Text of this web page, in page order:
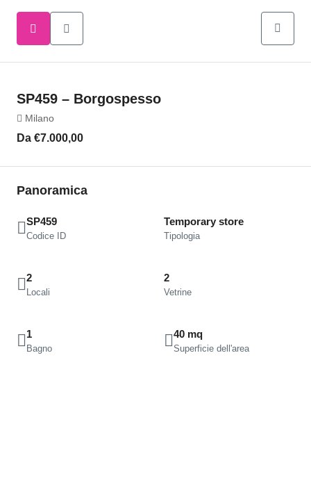
SP459 – Borgospesso
Milano
Da €7.000,00
Panoramica
SP459
Codice ID
Temporary store
Tipologia
2
Locali
2
Vetrine
1
Bagno
40 mq
Superficie dell'area